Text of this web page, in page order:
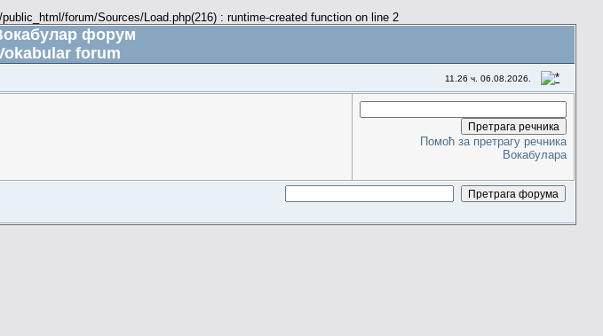
forum/Sources/Load.php(216) : runtime-created function on line 2
форум
forum
11.26 ч. 06.08.2026.
Помоћ за претрагу речника
Вокабулара